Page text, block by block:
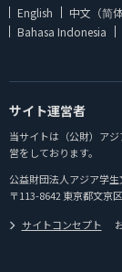
English 中文（简体
Bahasa Indonesia
サイト運営者
当サイトは（公財）ア
営をしております。
公益財団法人アジア学
〒113-8642 東京都文京
サイトコンセプト